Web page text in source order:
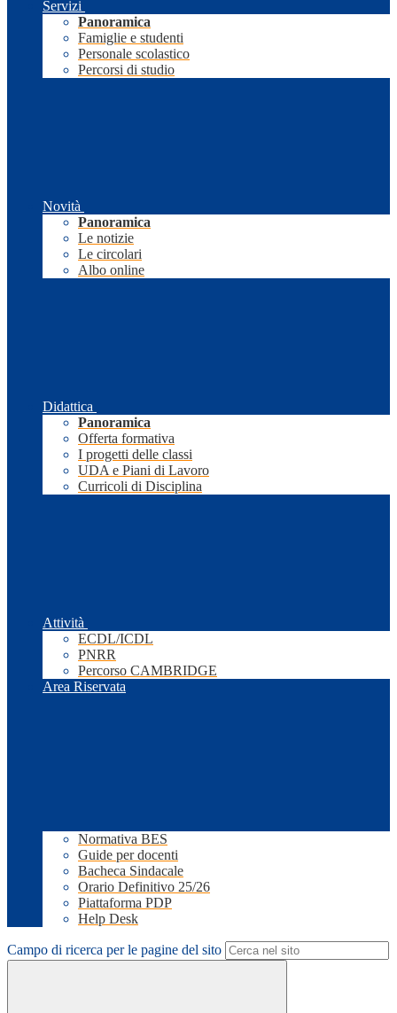
Servizi
Panoramica
Famiglie e studenti
Personale scolastico
Percorsi di studio
Novità
Panoramica
Le notizie
Le circolari
Albo online
Didattica
Panoramica
Offerta formativa
I progetti delle classi
UDA e Piani di Lavoro
Curricoli di Disciplina
Attività
ECDL/ICDL
PNRR
Percorso CAMBRIDGE
Area Riservata
Normativa BES
Guide per docenti
Bacheca Sindacale
Orario Definitivo 25/26
Piattaforma PDP
Help Desk
Campo di ricerca per le pagine del sito